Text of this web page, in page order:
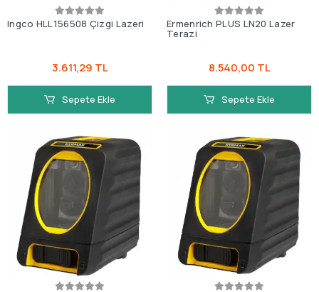
Ingco HLL156508 Çizgi Lazeri
3.611,29 TL
Sepete Ekle
Ermenrich PLUS LN20 Lazer
Terazi
8.540,00 TL
Sepete Ekle